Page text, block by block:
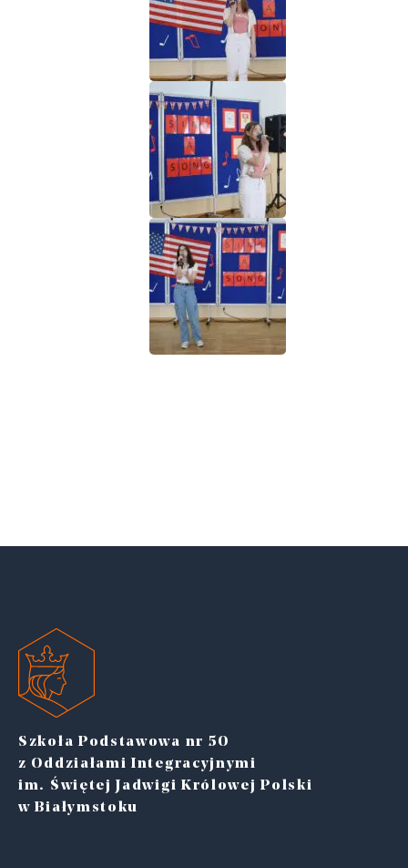
Szkoła Podstawowa nr 50
z Oddziałami Integracyjnymi
im. Świętej Jadwigi Królowej Polski
w Białymstoku